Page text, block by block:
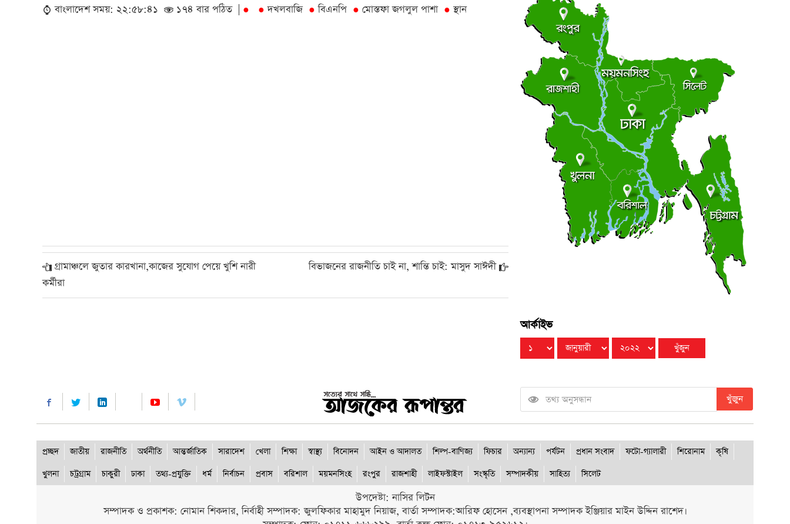
বাংলাদেশ সময়: ২২:৫৮:৪১
১৭৪ বার পঠিত | ● ● দখলবাজি ● বিএনপি ● মোস্তফা জগলুল পাশা ● স্থান
গ্রামাঞ্চলে জুতার কারখানা,কাজের সুযোগ পেয়ে খুশি নারী
কর্মীরা
বিভাজনের রাজনীতি চাই না, শান্তি চাই: মাসুদ সাঈদী
●ড্যাবের ৩৭তম প্রতিষ্ঠাবার্ষিকীর চিকিৎসক সমাবেশে প্রধানমন্ত্রী
রবিবার ● ৯ আগস্ট ২০২৬
●ট্রাম্পের ৪০ কোটি ডলারের ‘বলরুম প্রকল্প’ আটকে দিলেন
আদালত
রবিবার ● ৯ আগস্ট ২০২৬
সন্ত্রাস বিরোধী আইনের মামলায় আ. লীগ-ছাত্রলীগের ৬ জন
রবিবার ● ৯ আগস্ট ২০২৬
মালয়েশিয়ার উপ-অর্থমন্ত্রীর সঙ্গে বাংলাদেশ হাইকমিশনারের
রবিবার ● ৯ আগস্ট ২০২৬
আর্কাইভ
খুঁজুন
প্রচ্ছদ জাতীয় রাজনীতি অর্থনীতি আন্তর্জাতিক সারাদেশ খেলা শিক্ষা স্বাস্থ্য বিনোদন আইন ও আদালত শিল্প-বাণিজ্য ফিচার অন্যান্য পর্যটন প্রধান সংবাদ ফটো-গ্যালারী শিরোনাম
কৃষি
খুলনা
চট্রগ্রাম চাকুরী ঢাকা তথ্য-প্রযুক্তি ধর্ম নির্বাচন প্রবাস বরিশাল ময়মনসিংহ রংপুর রাজশাহী লাইফস্টাইল সংস্কৃতি সম্পাদকীয় সাহিত্য সিলেট
উপদেষ্টা: নাসির লিটন
সম্পাদক ও প্রকাশক: নোমান শিকদার, নির্বাহী সম্পাদক: জুলফিকার মাহামুদ নিয়াজ, বার্তা সম্পাদক:আরিফ হোসেন ,ব্যবস্থাপনা সম্পাদক ইঞ্জিয়ার মাইন উদ্দিন রাশেদ।